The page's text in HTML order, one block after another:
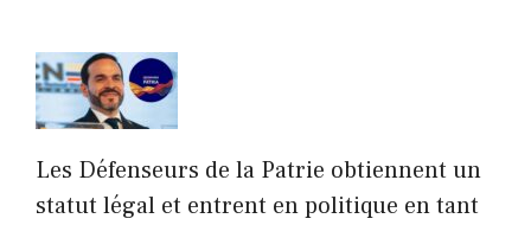
Les Défenseurs de la Patrie obtiennent un
statut légal et entrent en politique en tant